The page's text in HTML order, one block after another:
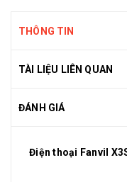
THÔNG TIN
TÀI LIỆU LIÊN QUAN
ĐÁNH GIÁ
Điện thoại Fanvil